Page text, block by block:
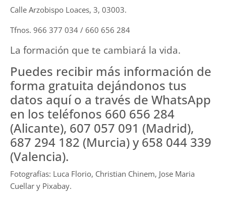
Calle Arzobispo Loaces, 3, 03003.
Tfnos. 966 377 034 / 660 656 284
La formación que te cambiará la vida.
Puedes recibir más información de
forma gratuita dejándonos tus
datos aquí o a través de WhatsApp
en los teléfonos 660 656 284
(Alicante), 607 057 091 (Madrid),
687 294 182 (Murcia) y 658 044 339
(Valencia).
Fotografías: Luca Florio, Christian Chinem, Jose Maria
Cuellar y Pixabay.